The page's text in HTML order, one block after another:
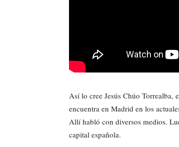
Así lo cree Jesús Chúo
encuentra en Madrid en los
Allí habló con diversos medios.
capital española.